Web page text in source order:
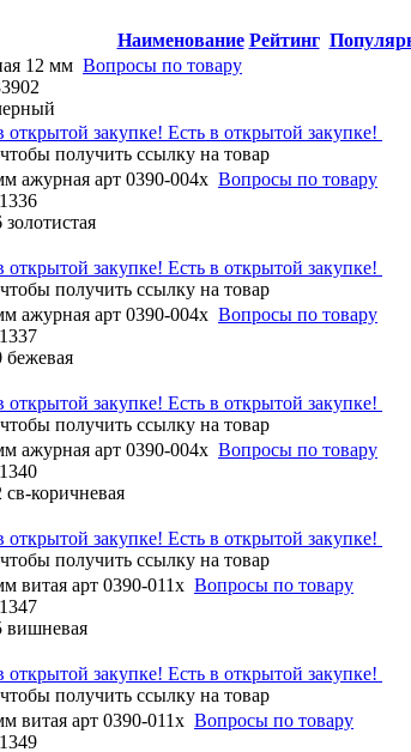
Наименование Рейтинг
12 мм Вопросы по товару
Есть в открытой закупке!
ажурная арт 0390-004x Вопросы по товару
Есть в открытой закупке!
ажурная арт 0390-004x Вопросы по товару
бежевая
Есть в открытой закупке!
ажурная арт 0390-004x Вопросы по товару
св-коричневая
Есть в открытой закупке!
витая арт 0390-011x Вопросы по товару
вишневая
Есть в открытой закупке!
витая арт 0390-011x Вопросы по товару